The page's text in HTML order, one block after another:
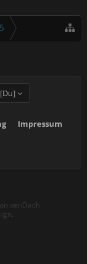
Impressum
xenDach
.